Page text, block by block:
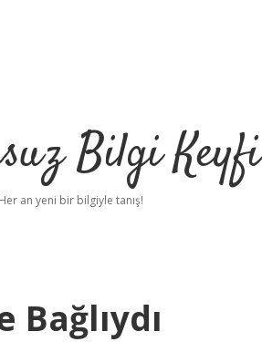
Bilgi Keyfi
Her an yeni bir bilgiyle tanış!